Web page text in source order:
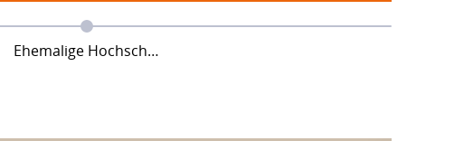
Ehemalige Hochschullehrer